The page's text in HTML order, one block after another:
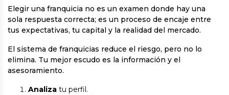
Elegir una franquicia no es un examen donde hay una
sola respuesta correcta; es un proceso de encaje entre
tus expectativas, tu capital y la realidad del mercado.
El sistema de franquicias reduce el riesgo, pero no lo
elimina. Tu mejor escudo es la información y el
asesoramiento.
Analiza tu perfil.